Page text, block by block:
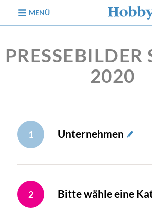
MENÜ
PRESSEBILDER
2020
1 Unternehmen
2 Bitte wähle eine